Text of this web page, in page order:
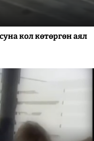
кол көтөргөн аял